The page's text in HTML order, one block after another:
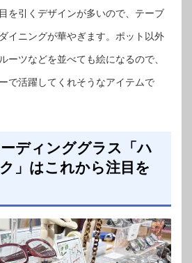
を引くデザインが多いので、テーブ
イニングが華やぎます。ポット以外
ーツなどを並べても絵になるので、
で活躍してくれそうなアイテムで
ディンググラス「ハ
」はこれから注目を